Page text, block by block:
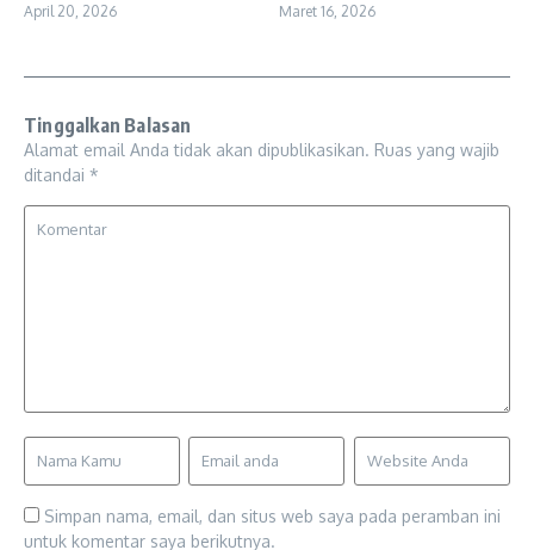
April 20, 2026 Maret 16, 2026
Tinggalkan Balasan
Alamat email Anda tidak akan dipublikasikan. Ruas yang wajib
ditandai *
Simpan nama, email, dan situs web saya pada peramban ini
untuk komentar saya berikutnya.